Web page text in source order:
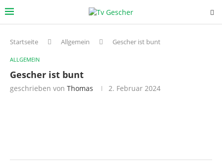
Startseite Allgemein Gescher ist bunt
ALLGEMEIN
Gescher ist bunt
geschrieben von Thomas 2. Februar 2024